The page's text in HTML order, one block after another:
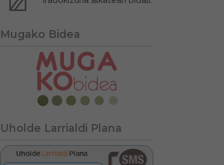
Mugako Bidea
Uholde Larrialdi Plana